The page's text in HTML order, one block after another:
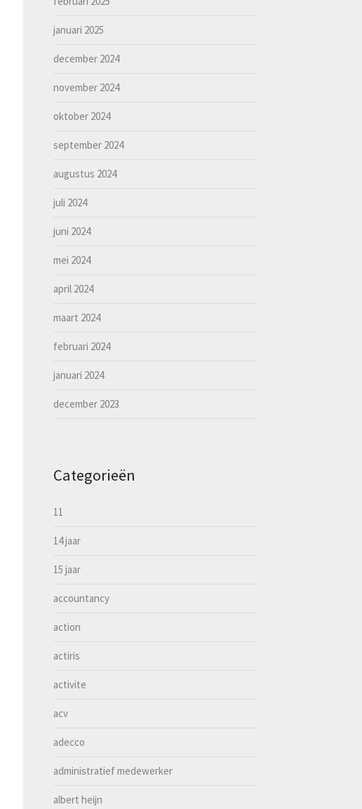
januari 2025
december 2024
november 2024
oktober 2024
september 2024
augustus 2024
juli 2024
juni 2024
mei 2024
april 2024
maart 2024
februari 2024
januari 2024
december 2023
Categorieën
11
14 jaar
15 jaar
accountancy
action
actiris
activite
acv
adecco
administratief medewerker
albert heijn